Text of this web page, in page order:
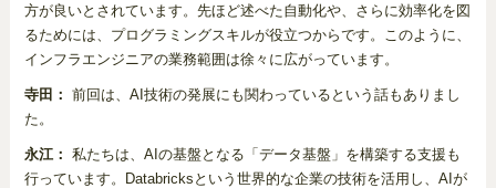
方が良いとされています。先ほど述べた自動化や、さらに効率化を図
るためには、プログラミングスキルが役立つからです。このように、
インフラエンジニアの業務範囲は徐々に広がっています。
寺田： 前回は、AI技術の発展にも関わっているという話もありまし
た。
永江： 私たちは、AIの基盤となる「データ基盤」を構築する支援も
行っています。Databricksという世界的な企業の技術を活用し、AIが